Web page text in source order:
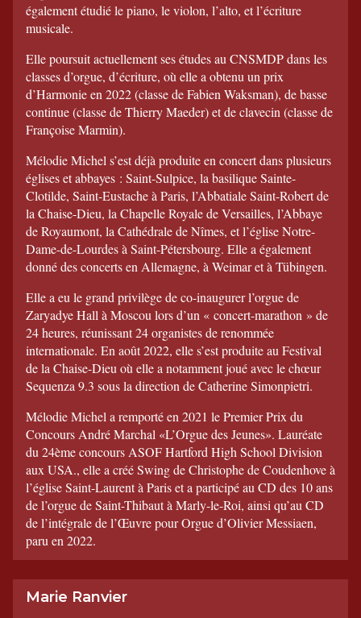
également étudié le piano, le violon, l’alto, et l’écriture
musicale.
Elle poursuit actuellement ses études au CNSMDP dans les
classes d’orgue, d’écriture, où elle a obtenu un prix
d’Harmonie en 2022 (classe de Fabien Waksman), de basse
continue (classe de Thierry Maeder) et de clavecin (classe de
Françoise Marmin).
Mélodie Michel s’est déjà produite en concert dans plusieurs
églises et abbayes : Saint-Sulpice, la basilique Sainte-
Clotilde, Saint-Eustache à Paris, l’Abbatiale Saint-Robert de
la Chaise-Dieu, la Chapelle Royale de Versailles, l’Abbaye
de Royaumont, la Cathédrale de Nîmes, et l’église Notre-
Dame-de-Lourdes à Saint-Pétersbourg. Elle a également
donné des concerts en Allemagne, à Weimar et à Tübingen.
Elle a eu le grand privilège de co-inaugurer l’orgue de
Zaryadye Hall à Moscou lors d’un « concert-marathon » de
24 heures, réunissant 24 organistes de renommée
internationale. En août 2022, elle s’est produite au Festival
de la Chaise-Dieu où elle a notamment joué avec le chœur
Sequenza 9.3 sous la direction de Catherine Simonpietri.
Mélodie Michel a remporté en 2021 le Premier Prix du
Concours André Marchal «L’Orgue des Jeunes». Lauréate
du 24ème concours ASOF Hartford High School Division
aux USA., elle a créé Swing de Christophe de Coudenhove à
l’église Saint-Laurent à Paris et a participé au CD des 10 ans
de l’orgue de Saint-Thibaut à Marly-le-Roi, ainsi qu’au CD
de l’intégrale de l’Œuvre pour Orgue d’Olivier Messiaen,
paru en 2022.
Marie Ranvier